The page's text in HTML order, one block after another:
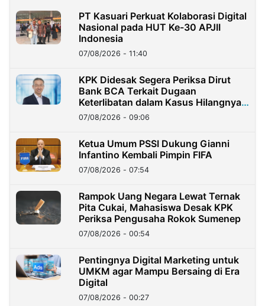
PT Kasuari Perkuat Kolaborasi Digital
Nasional pada HUT Ke-30 APJII
Indonesia
07/08/2026 - 11:40
KPK Didesak Segera Periksa Dirut
Bank BCA Terkait Dugaan
Keterlibatan dalam Kasus Hilangnya
Dana Nasabah Rp2,58 Miliar
07/08/2026 - 09:06
Ketua Umum PSSI Dukung Gianni
Infantino Kembali Pimpin FIFA
07/08/2026 - 07:54
Rampok Uang Negara Lewat Ternak
Pita Cukai, Mahasiswa Desak KPK
Periksa Pengusaha Rokok Sumenep
07/08/2026 - 00:54
Pentingnya Digital Marketing untuk
UMKM agar Mampu Bersaing di Era
Digital
07/08/2026 - 00:27